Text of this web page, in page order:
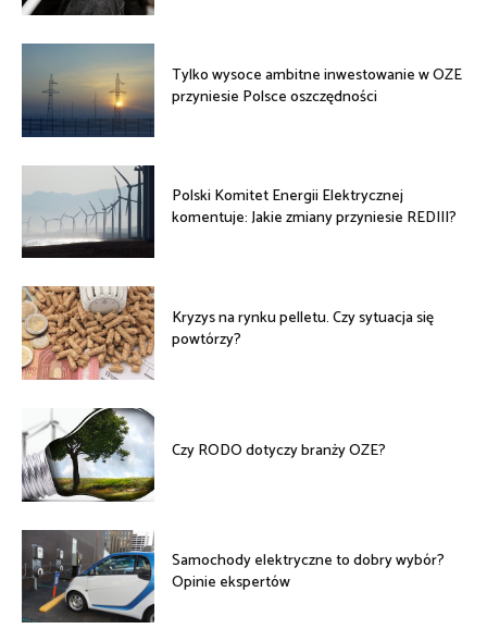
Tylko wysoce ambitne inwestowanie w OZE
przyniesie Polsce oszczędności
Polski Komitet Energii Elektrycznej
komentuje: Jakie zmiany przyniesie REDIII?
Kryzys na rynku pelletu. Czy sytuacja się
powtórzy?
Czy RODO dotyczy branży OZE?
Samochody elektryczne to dobry wybór?
Opinie ekspertów